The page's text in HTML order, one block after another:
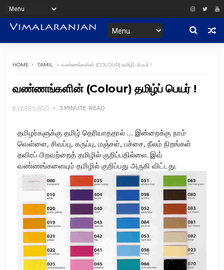
HOME TAMIL வண்ணங்களின் (COLOUR) தமிழ்ப் பெயர் !
வண்ணங்களின் (Colour) தமிழ்ப் பெயர் !
8 YEARS AGO 3 MINUTE READ
தமிழர்களுக்கு தமிழ் தெரியாததால் .... இன்றைக்கு நாம்
வெள்ளை, சிவப்பு, கருப்பு, மஞ்சள், பச்சை, நீலம் நிறங்கள்
தவிரப் பிறவற்றைத் தமிழில் குறிப்பதில்லை. இவ்
வண்ணங்களையும் தமிழில் குறிப்பது அருகி விட்டது.